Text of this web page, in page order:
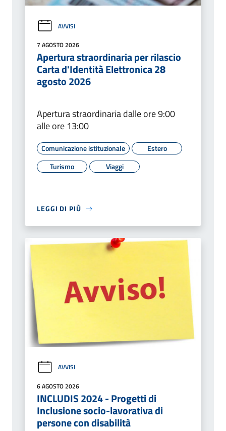
AVVISI
7 AGOSTO 2026
Apertura straordinaria per rilascio
Carta d'Identità Elettronica 28
agosto 2026
Apertura straordinaria dalle ore 9:00
alle ore 13:00
Comunicazione istituzionale
Estero
Turismo
Viaggi
LEGGI DI PIÙ
AVVISI
6 AGOSTO 2026
INCLUDIS 2024 - Progetti di
Inclusione socio-lavorativa di
persone con disabilità